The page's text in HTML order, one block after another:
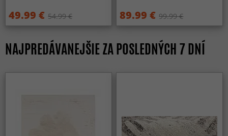
49.99 € 54.99 € 89.99 € 99.99 €
NAJPREDÁVANEJŠIE ZA POSLEDNÝCH 7 DNÍ